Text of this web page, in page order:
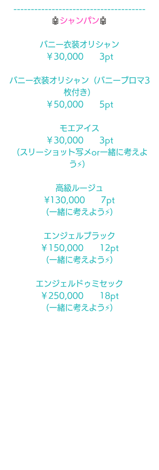
--------------------------------------
🤖 シャンパン🤖
バニー衣装オリシャン
￥30,000　　3pt
バニー衣装オリシャン（バニーブロマ3
枚付き）
￥50,000　　5pt
モエアイス
￥30,000　　3pt
（スリーショット写メor一緒に考えよ
う⚡️）
高級ルージュ
¥130,000　　7pt
（一緒に考えよう⚡️）
エンジェルブラック
￥150,000　　12pt
（一緒に考えよう⚡️）
エンジェルドゥミセック
￥250,000　　18pt
（一緒に考えよう⚡️）